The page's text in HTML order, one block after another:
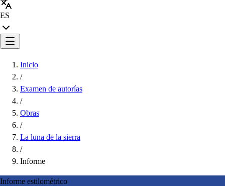
ES
Inicio
/
Examen de autorías
/
Obras
/
La luna de la sierra
/
Informe
Informe estilométrico